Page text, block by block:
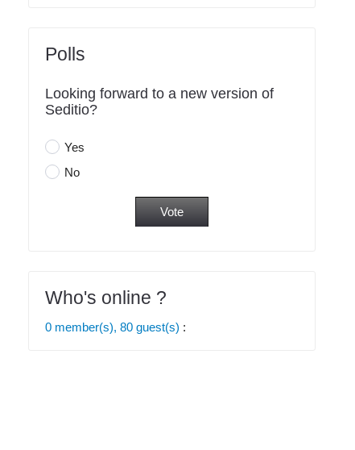
Polls
Looking forward to a new version of
Seditio?
Yes
No
Who's online ?
0 member(s), 80 guest(s) :